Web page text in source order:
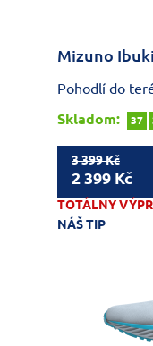
Mizuno
Pohodlí do
Skladom:
37
3 399 Kč
2 399 Kč
TOTÁLNY
NÁŠ TIP